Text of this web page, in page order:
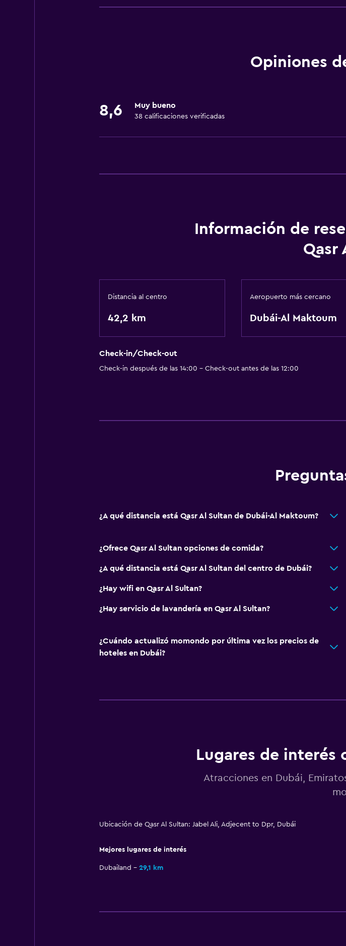
Servicio de habitaciones
Habitaciones para no fumadores disponibles
Áreas designadas para fumadores
Servicios de lavandería/tintorería
Opiniones
8,6 Muy bueno
38 calificaciones verificadas
Información de
Qasr
Distancia al centro
42,2 km
Aeropuerto más cercano
Dubái-Al Maktoum
Check-in/Check-out
Check-in después de las 14:00 - Check-out antes de las 12:00
¿A qué distancia está Qasr Al Sultan de Dubái-Al Maktoum?
¿Ofrece Qasr Al Sultan opciones de comida?
¿A qué distancia está Qasr Al Sultan del centro de Dubái?
¿Hay wifi en Qasr Al Sultan?
¿Hay servicio de lavandería en Qasr Al Sultan?
¿Cuándo actualizó momondo por última vez los precios de
hoteles en Dubái?
Lugares de interés
Atracciones en Dubái,
Ubicación de Qasr Al Sultan: Jabel Ali, Adjecent to Dpr, Dubái
Mejores lugares de interés
Dubailand 29,1 km